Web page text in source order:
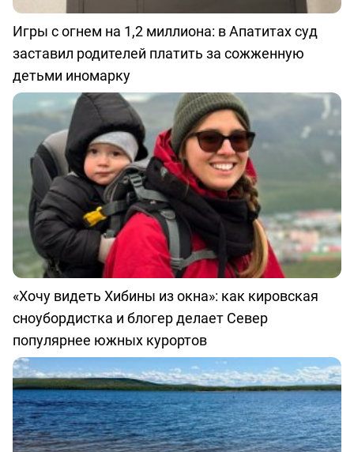
Игры с огнем на 1,2 миллиона: в Апатитах суд
заставил родителей платить за сожженную
детьми иномарку
«Хочу видеть Хибины из окна»: как кировская
сноубордистка и блогер делает Север
популярнее южных курортов